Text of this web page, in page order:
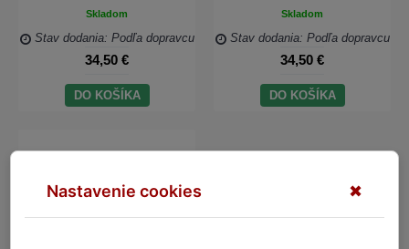
Skladom
Stav dodania: Podľa dopravcu
34,50 €
DO KOŠÍKA
Skladom
Stav dodania: Podľa dopravcu
34,50 €
DO KOŠÍKA
Nastavenie cookies ✖